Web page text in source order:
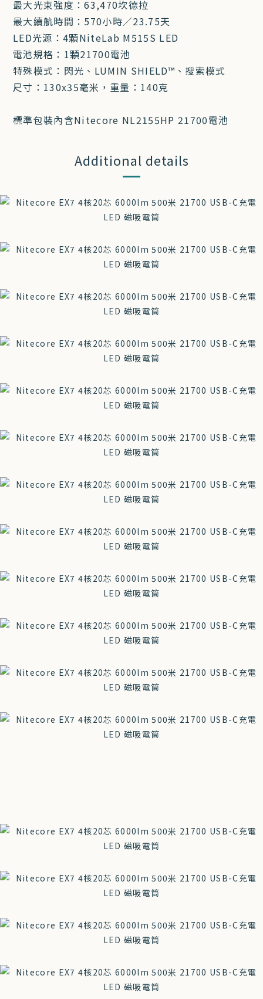
最大光束強度：63,470坎德拉
最大續航時間：570小時／23.75天
LED光源：4顆NiteLab M515S LED
電池規格：1顆21700電池
特殊模式：閃光、LUMIN SHIELD™、搜索模式
尺寸：130x35毫米，重量：140克
標準包裝內含Nitecore NL2155HP 21700電池
Additional details